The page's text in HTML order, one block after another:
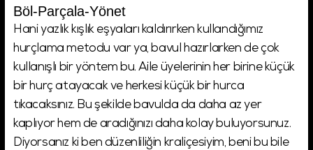
Böl-Parçala-Yönet
Hani yazlık kışlık eşyaları kaldırırken kullandığımız
hurçlama metodu var ya, bavul hazırlarken de çok
kullanışlı bir yöntem bu. Aile üyelerinin her birine küçük
bir hurç atayacak ve herkesi küçük bir hurca
tıkacaksınız. Bu şekilde bavulda da daha az yer
kaplıyor hem de aradığınızı daha kolay buluyorsunuz.
Diyorsanız ki ben düzenliliğin kraliçesiyim, beni bu bile